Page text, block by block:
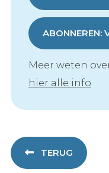
ABONNEREN:
Meer weten
hier alle info
TERUG